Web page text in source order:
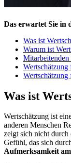
Das erwartet Sie in
Was ist
Warum ist
Mitarbeitenden
Was ist
Wertschätzung ist
anderen Menschen
zeigt sich nicht durch
Gefühl, das sich
Aufmerksamkeit